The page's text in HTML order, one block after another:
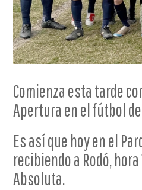
Comienza esta tarde
Apertura en el fútbol
Es así que hoy en el
recibiendo a Rodó, hora
Absoluta.